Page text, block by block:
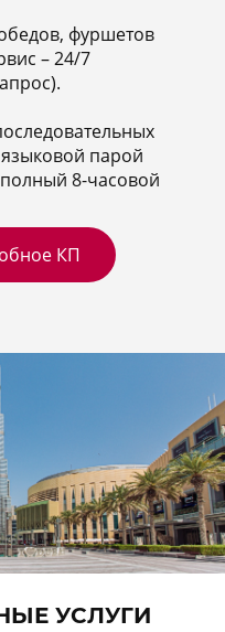
фуршетов
– 24/7
парой
8-часовой
КП
УСЛУГИ